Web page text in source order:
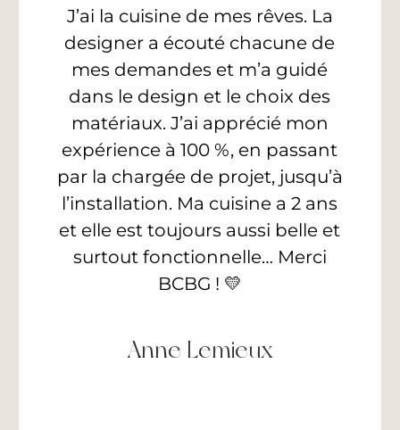
J’ai la cuisine de mes rêves. La
designer a écouté chacune de
mes demandes et m’a guidé
dans le design et le choix des
matériaux. J’ai apprécié mon
expérience à 100 %, en passant
par la chargée de projet, jusqu’à
l’installation. Ma cuisine a 2 ans
et elle est toujours aussi belle et
surtout fonctionnelle… Merci
BCBG ! 💛
Anne Lemieux